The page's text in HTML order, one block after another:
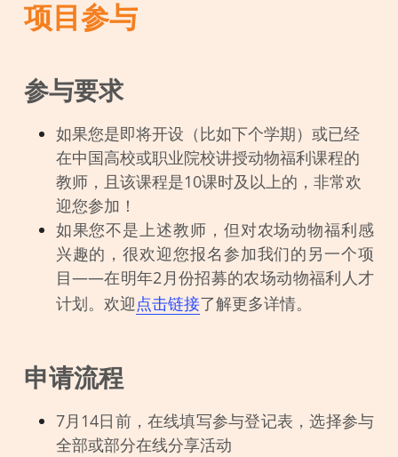
项目参与
参与要求
如果您是即将开设（比如下个学期）或已经
在中国高校或职业院校讲授动物福利课程的
教师，且该课程是10课时及以上的，非常欢
迎您参加！
如果您不是上述教师，但对农场动物福利感
兴趣的，很欢迎您报名参加我们的另一个项
目——在明年2月份招募的农场动物福利人才
计划。欢迎点击链接了解更多详情。
申请流程
7月14日前，在线填写参与登记表，选择参与
全部或部分在线分享活动